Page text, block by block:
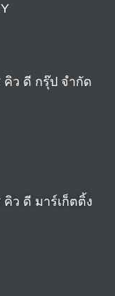
คิว ดี กรุ๊ป จำกัด